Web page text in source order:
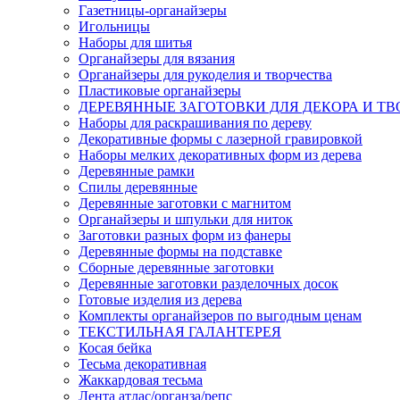
Газетницы-органайзеры
Игольницы
Наборы для шитья
Органайзеры для вязания
Органайзеры для рукоделия и творчества
Пластиковые органайзеры
ДЕРЕВЯННЫЕ ЗАГОТОВКИ ДЛЯ ДЕКОРА И
Наборы для раскрашивания по дереву
Декоративные формы с лазерной гравировкой
Наборы мелких декоративных форм из дерева
Деревянные рамки
Спилы деревянные
Деревянные заготовки с магнитом
Органайзеры и шпульки для ниток
Заготовки разных форм из фанеры
Деревянные формы на подставке
Сборные деревянные заготовки
Деревянные заготовки разделочных досок
Готовые изделия из дерева
Комплекты органайзеров по выгодным ценам
ТЕКСТИЛЬНАЯ ГАЛАНТЕРЕЯ
Косая бейка
Тесьма декоративная
Жаккардовая тесьма
Лента атлас/органза/репс